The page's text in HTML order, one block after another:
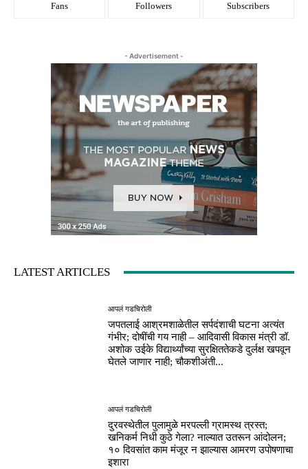
Fans Followers Subscribers
- Advertisement -
LATEST ARTICLES
आपलं गडचिरोली
जपतलाई आश्रमशाळेतील सर्पदंशाची घटना अत्यंत
गंभीर; दोषींची गय नाही – आदिवासी विकास मंत्री डॉ.
अशोक उईके विद्यार्थ्यांच्या सुरक्षिततेकडे दुर्लक्ष खपवून
घेतले जाणार नाही; चौकशीअंती...
आपलं गडचिरोली
दुरवस्थेतील पुलामुळे मरपल्ली ग्रामस्थ त्रस्त;
खनिकर्म निधी कुठे गेला? नाल्यात उतरून आंदोलन;
१० दिवसांत काम मंजूर न झाल्यास आमरण उपोषणाचा
इशारा